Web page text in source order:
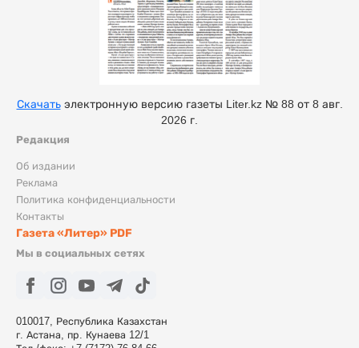
Редакция
Об издании
Реклама
Политика конфиденциальности
Контакты
Газета «Литер» PDF
Мы в социальных сетях
010017, Республика Казахстан
г. Астана, пр. Кунаева 12/1
Скачатьэлектронную версию газеты Liter.kz № 88 от 8 авг.
2026 г.